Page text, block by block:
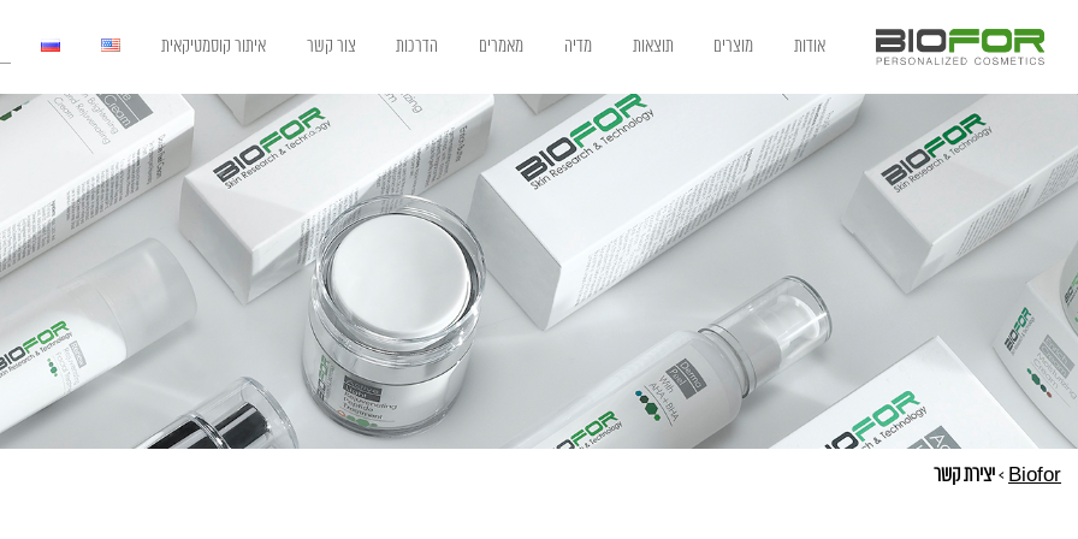
אודות מוצרים תוצאות מדיה מאמרים הדרכות צור קשר איתור קוסמטיקאית
Biofor
>יצירת קשר